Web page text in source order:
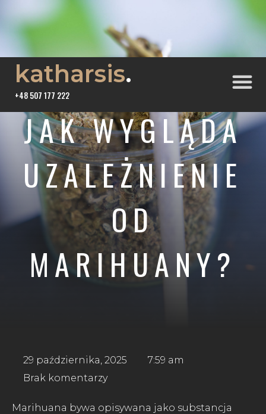
katharsis.
+48 507 177 222
JAK WYGLĄDA
UZALEŻNIENIE
OD
MARIHUANY?
29 października, 2025
7:59 am
Brak komentarzy
Marihuana bywa opisywana jako substancja